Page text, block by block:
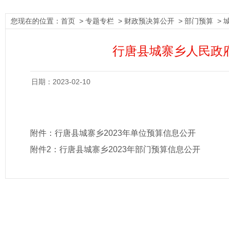
您现在的位置： 首页 > 专题专栏 > 财政预决算公开 > 部门预算 >
行唐县城寨乡人民政
日期：2023-02-10
附件： 行唐县城寨乡2023年单位预算信息公开
附件2： 行唐县城寨乡2023年部门预算信息公开